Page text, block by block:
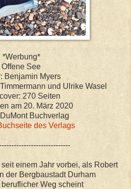
*Werbung*
Offene See
Benjamin Myers
und Ulrike Wasel
270 Seiten
am 20. März 2020
Buchverlag
des Verlags
einem Jahr vorbei, als Robert
der Bergbaustadt Durham
Weg scheint